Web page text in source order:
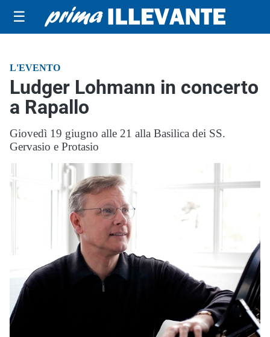
☰
L'EVENTO
Ludger Lohmann in concerto
a Rapallo
Giovedì 19 giugno alle 21 alla Basilica dei SS.
Gervasio e Protasio